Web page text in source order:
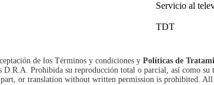
Servicio al
TDT
de los Términos y condiciones y Políticas de
D.R.A. Prohibida su reproducción total o parcial, así como
or translation without written permission is prohibited. All